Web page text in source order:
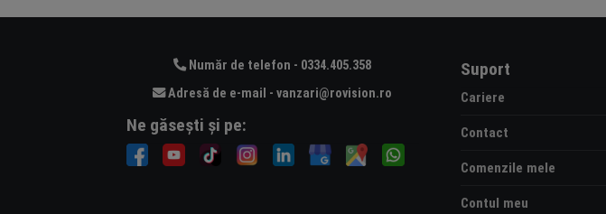
Număr de telefon - 0334.405.358
Adresă de e-mail - vanzari@rovision.ro
Ne găsești și pe:
Suport
Cariere
Contact
Comenzile mele
Contul meu